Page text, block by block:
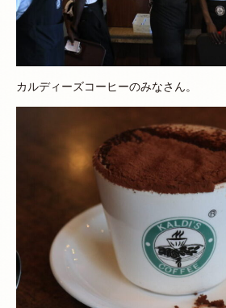
カルディーズコーヒーのみなさん。